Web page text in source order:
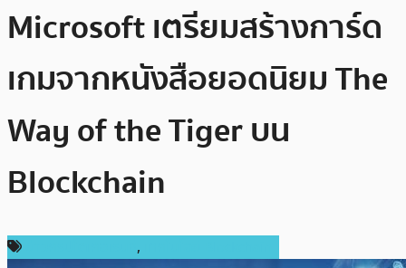
Microsoft เตรียมสร้างการ์ด
เกมจากหนังสือยอดนิยม The
Way of the Tiger บน
Blockchain
,